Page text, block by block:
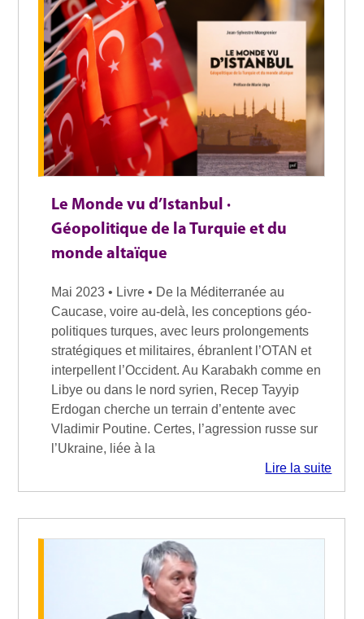
Le Monde vu d’Istanbul ·
Géopolitique de la Turquie et du
monde altaïque
Mai 2023 • Livre • De la Méditerranée au
Caucase, voire au-delà, les concep­tions géo­
politiques turques, avec leurs prolongements
stratégiques et militaires, ébranlent l’OTAN et
interpellent l’Occident. Au Karabakh comme en
Libye ou dans le nord syrien, Recep Tayyip
Erdogan cherche un terrain d’entente avec
Vladimir Poutine. Certes, l’agression russe sur
l’Ukraine, liée à la
Lire la suite